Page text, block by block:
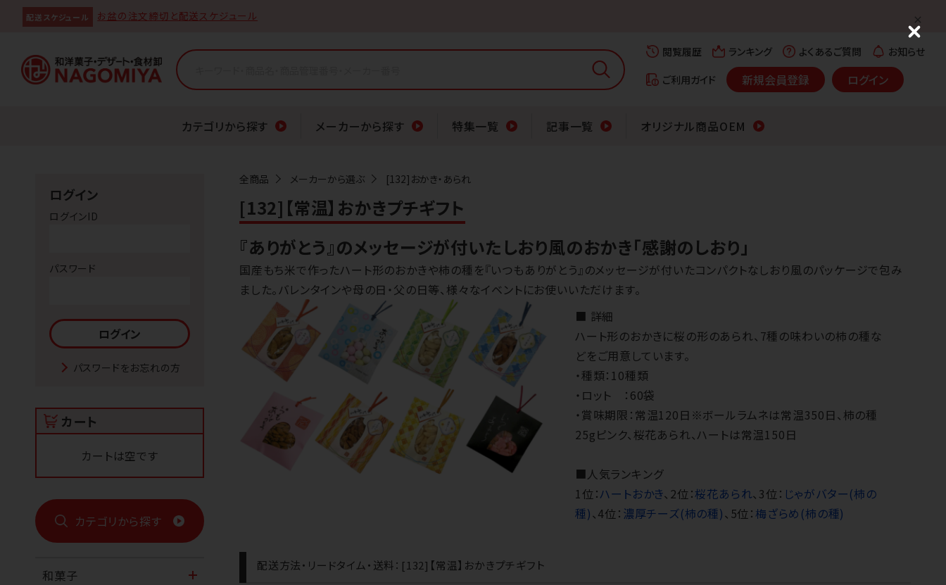
配送スケジュール お盆の注文締切と配送スケジュール
閲覧履歴 ランキング よくあるご質問
お知らせ
ご利用ガイド
新規会員登録 ログイン
カテゴリから探す メーカーから探す 特集一覧 記事一覧 オリジナル商品OEM
全商品 メーカーから選ぶ [132]おかき・あられ
[132]【常温】おかきプチギフト
『ありがとう』のメッセージが付いたしおり風のおかき「感謝のしおり」
国産もち米で作ったハート形のおかきや柿の種を『いつもありがとう』のメッセージが付いたコンパクトなしおり風のパッケージで包み
ました。バレンタインや母の日・父の日等、様々なイベントにお使いいただけます。
■ 詳細
ハート形のおかきに桜の形のあられ、7種の味わいの柿の種な
どをご用意しています。
・種類：10種類
・ロット ：60袋
・賞味期限：常温120日※ボールラムネは常温350日、柿の種
25gピンク、桜花あられ、ハートは常温150日
■人気ランキング
1位：ハートおかき、2位：桜花あられ、3位： じゃがバター(柿の
種)、4位： 濃厚チーズ(柿の種)、5位： 梅ざらめ(柿の種)
配送方法・リードタイム・送料：[132]【常温】おかきプチギフト
ログイン
ログインID
パスワード
パスワードをお忘れの方
カート
カートは空です
カテゴリから探す
和菓子
C
l